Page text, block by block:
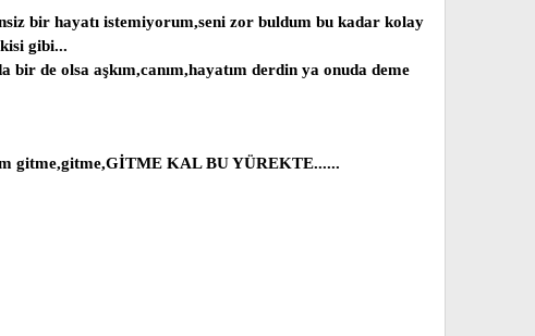
bir hayatı istemiyorum,seni zor buldum bu kadar kolay
gibi...
de olsa aşkım,canım,hayatım derdin ya onuda deme
gitme,gitme,GİTME KAL BU YÜREKTE......